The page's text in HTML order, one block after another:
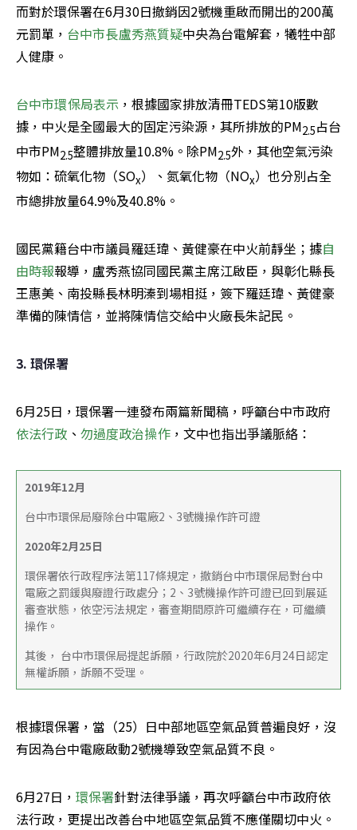
而對於環保署在6月30日撤銷因2號機重啟而開出的200萬
元罰單， 台中市長盧秀燕質疑中央為台電解套，犧牲中部
人健康。
台中市環保局表示 ，根據國家排放清冊TEDS第10版數
據，中火是全國最大的固定污染源，其所排放的PM2.5占台
中市PM2.5整體排放量10.8%。除PM2.5外，其他空氣污染
物如：硫氧化物（SOx）、氮氧化物（NOx）也分別占全
市總排放量64.9%及40.8%。
國民黨籍台中市議員羅廷瑋、黃健豪在中火前靜坐；據自
由時報報導，盧秀燕協同國民黨主席江啟臣，與彰化縣長
王惠美、南投縣長林明溱到場相挺，簽下羅廷瑋、黃健豪
準備的陳情信，並將陳情信交給中火廠長朱記民。
3. 環保署
6月25日，環保署一連發布兩篇新聞稿，呼籲台中市政府
依法行政 、 勿過度政治操作，文中也指出爭議脈絡：
2019年12月
台中市環保局廢除台中電廠2、3號機操作許可證
2020年2月25日
環保署依行政程序法第117條規定，撤銷台中市環保局對台中
電廠之罰鍰與廢證行政處分；2、3號機操作許可證已回到展延
審查狀態，依空污法規定，審查期間原許可繼續存在，可繼續
操作。
其後， 台中市環保局提起訴願，行政院於2020年6月24日認定
無權訴願，訴願不受理。
根據環保署，當（25）日中部地區空氣品質普遍良好，沒
有因為台中電廠啟動2號機導致空氣品質不良。
6月27日， 環保署針對法律爭議，再次呼籲台中市政府依
法行政，更提出改善台中地區空氣品質不應僅關切中火。